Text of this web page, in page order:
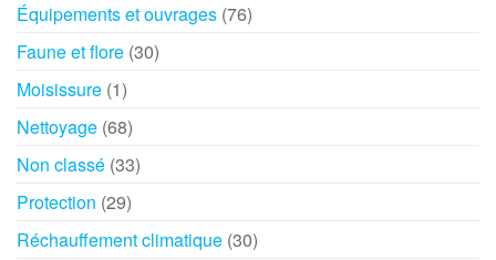
Équipements et ouvrages (76)
Faune et flore (30)
Moisissure (1)
Nettoyage (68)
Non classé (33)
Protection (29)
Réchauffement climatique (30)